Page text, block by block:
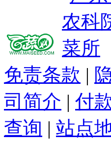
免责条款 |
司简介 | 付
查询 | 站点